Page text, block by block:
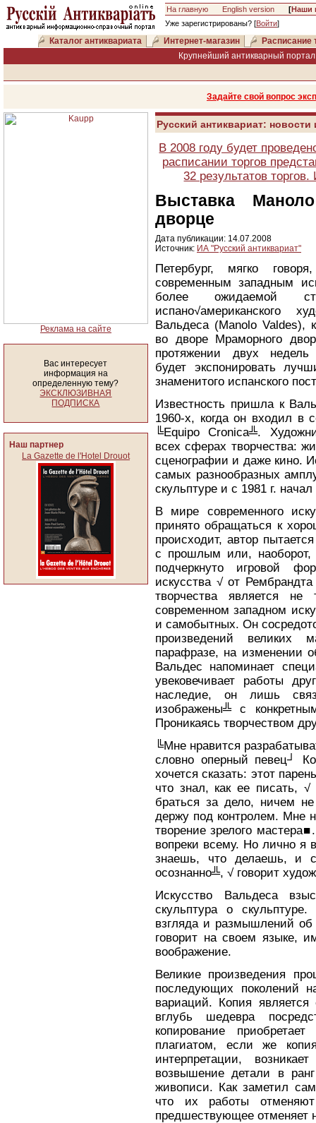
На главную English version [Наши
Уже зарегистрированы? [Войти]
Каталог антиквариата Интернет-магазин
Расписание
Крупнейший антикварный
Задайте свой вопрос
Реклама на сайте
Вас интересует
информация на
определенную тему?
ЭКСКЛЮЗИВНАЯ
ПОДПИСКА
Наш партнер
La Gazette de l'Hotel Drouot
Русский антиквариат:
В 2008 году будет
расписании торгов
32 результатов
Выставка
дворце
Дата публикации: 14.07.2008
Источник: ИА "Русский антиквариат"
Петербург, мягко
современным западным
более ожидаемой
испано√американского
Вальдеса (Manolo Valdes),
во дворе Мраморного
протяжении двух
будет экспонировать
знаменитого испанского
Известность пришла к
1960-х, когда он входил в
╚Equipo Cronica╩.
всех сферах творчества:
сценографии и даже кино.
самых разнообразных
скульптуре и с 1981 г.
В мире современного
принято обращаться к
происходит, автор
с прошлым или, наоборот,
подчеркнуто игровой
искусства √ от
творчества является
современном западном
и самобытных. Он
произведений великих
парафразе, на изменении
Вальдес напоминает
увековечивает работы
наследие, он лишь
изображены╩ с
Проникаясь творчеством
╚Мне нравится
словно оперный певец┘
хочется сказать: этот
что знал, как ее писать,
браться за дело, ничем
держу под контролем. Мне
творение зрелого
вопреки всему. Но лично я
знаешь, что делаешь, и
осознанно╩, √ говорит
Искусство Вальдеса
скульптура о
взгляда и размышлений
говорит на своем языке,
воображение.
Великие произведения
последующих поколений
вариаций. Копия
вглубь шедевра
копирование
плагиатом, если же
интерпретации,
возвышение детали в
живописи. Как заметил
что их работы
предшествующее отменяет